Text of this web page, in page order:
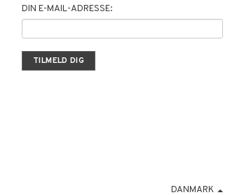
DIN E-MAIL-ADRESSE:
DANMARK